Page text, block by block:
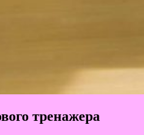
тренажера